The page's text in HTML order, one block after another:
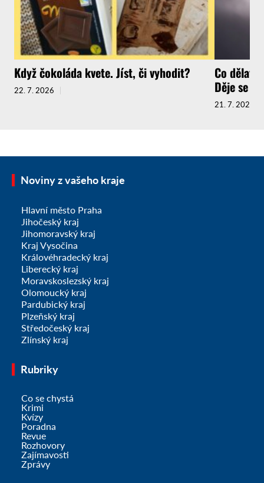
Když čokoláda kvete. Jíst, či vyhodit?
22. 7. 2026
Co dělat,
Děje se
21. 7. 2026
Noviny z vašeho kraje
Hlavní město Praha
Jihočeský kraj
Jihomoravský kraj
Kraj Vysočina
Královéhradecký kraj
Liberecký kraj
Moravskoslezský kraj
Olomoucký kraj
Pardubický kraj
Plzeňský kraj
Středočeský kraj
Zlínský kraj
Rubriky
Co se chystá
Krimi
Kvízy
Poradna
Revue
Rozhovory
Zajímavosti
Zprávy